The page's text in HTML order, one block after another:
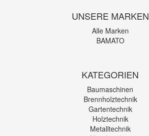
UNSERE MARKEN
Alle Marken
BAMATO
KATEGORIEN
Baumaschinen
Brennholztechnik
Gartentechnik
Holztechnik
Metalltechnik